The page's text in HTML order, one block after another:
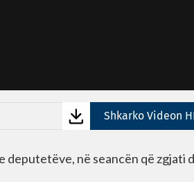
Shkarko Videon
deputetëve, në seancën që zgjati